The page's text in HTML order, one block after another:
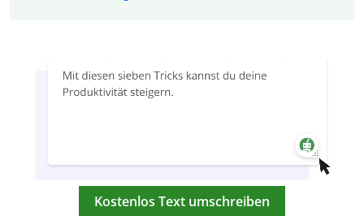
Kostenlos Text umschreiben